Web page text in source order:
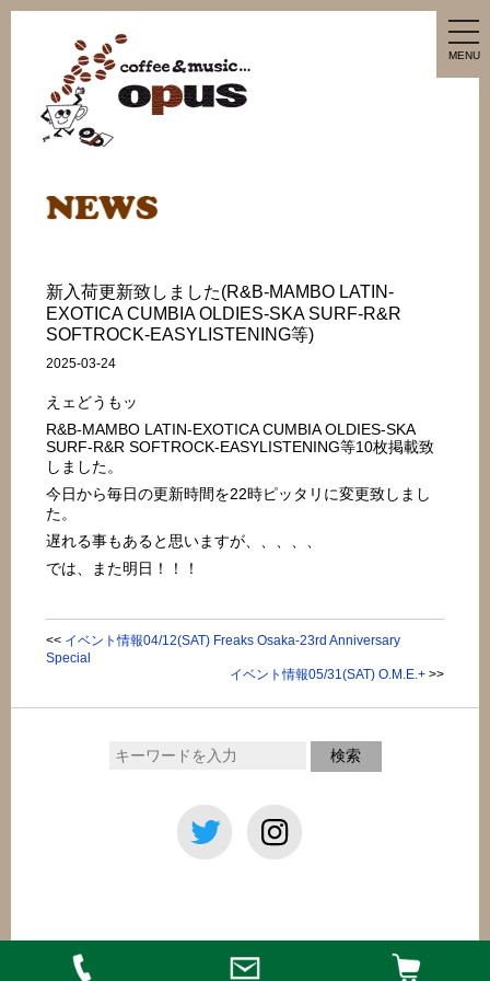
MENU
新入荷更新致しました(R&B-MAMBO LATIN-
EXOTICA CUMBIA OLDIES-SKA SURF-R&R
SOFTROCK-EASYLISTENING等)
2025-03-24
えェどうもッ
R&B-MAMBO LATIN-EXOTICA CUMBIA OLDIES-SKA
SURF-R&R SOFTROCK-EASYLISTENING等10枚掲載致
しました。
今日から毎日の更新時間を22時ピッタリに変更致しまし
た。
遅れる事もあると思いますが、、、、、
では、また明日！！！
<< イベント情報04/12(SAT) Freaks Osaka-23rd Anniversary
Special
イベント情報05/31(SAT) O.M.E.+>>